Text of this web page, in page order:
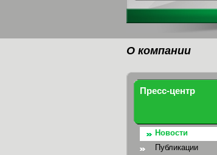
О компании
Пресс-центр
Новости
Публикации